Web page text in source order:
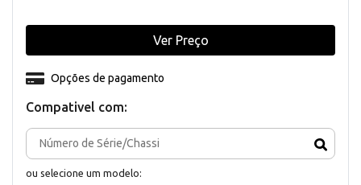
Compativel com:
ou selecione um modelo:
Opções de pagamento
Ver Preço